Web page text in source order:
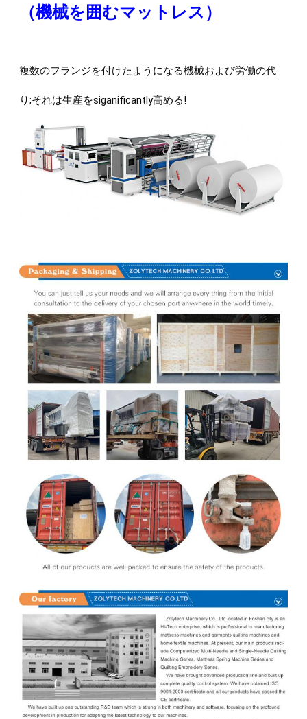
（機械を囲むマットレス）
複数のフランジを付けたようになる機械および労働の代
り;それは生産をsiganificantly高める!